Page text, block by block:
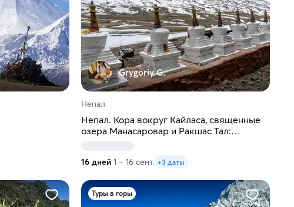
Grygoriy G.
Непал
Непал. Кора вокруг Кайласа, священные
озера Манасаровар и Ракшас Тал:
16 дней 1 – 16 сент. +3 даты
Туры в горы